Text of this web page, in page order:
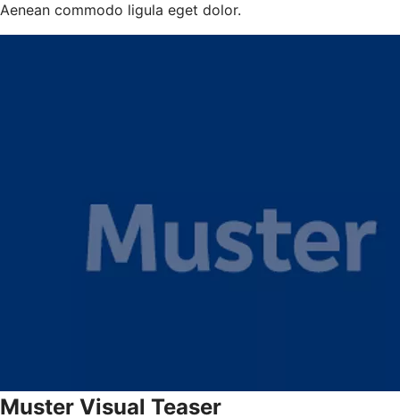
Aenean commodo ligula eget dolor.
Muster Visual Teaser